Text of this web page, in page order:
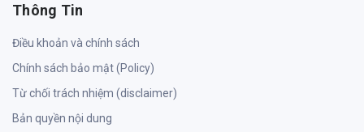
Thông Tin
Điều khoản và chính sách
Chính sách bảo mật (Policy)
Từ chối trách nhiệm (disclaimer)
Bản quyền nội dung